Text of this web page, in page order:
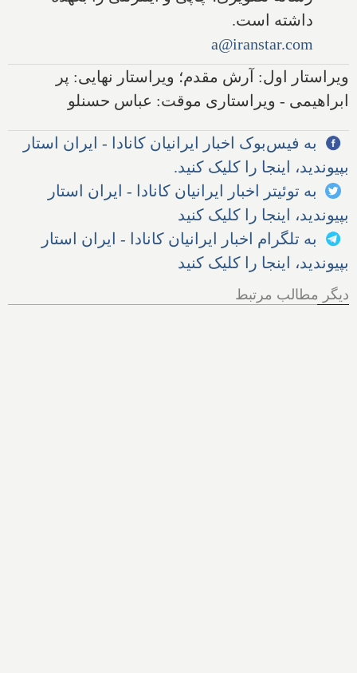
داشته است.
a@iranstar.com
ویراستار اول: آرش مقدم؛ ویراستار نهایی: پر
ابراهیمی - ویراستاری موقت: عباس حسنلو
به فیس‌بوک اخبار ایرانیان کانادا - ایران استار
بپیوندید، اینجا را کلیک کنید.
به توئیتر اخبار ایرانیان کانادا - ایران استار
بپیوندید، اینجا را کلیک کنید
به تلگرام اخبار ایرانیان کانادا - ایران استار
بپیوندید، اینجا را کلیک کنید
دیگر مطالب مرتبط